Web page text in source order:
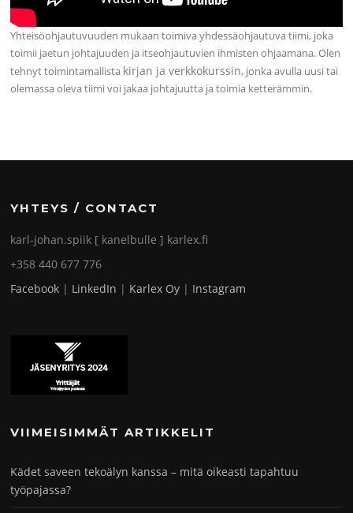
Yhteisöohjautuvuuden mukaan toimiva yhdessäohjautuva tiimi, joka
toimii jaetun johtajuuden ja itseohjautuvien ihmisten ohjaamana. Olen
tehnyt toimintamallista kirjan ja verkkokurssin, jonka avulla uusi tai
olemassa oleva tiimi voi jakaa johtajuutta ja toimia ketterämmin.
YHTEYS / CONTACT
karl-johan.spiik [ kanelbulle ] karlex.fi
+358 440 677 776
Facebook | LinkedIn | Karlex Oy | Instagram
VIIMEISIMMÄT ARTIKKELIT
Kädet saveen tekoälyn kanssa – mitä oikeasti tapahtuu
työpajassa?